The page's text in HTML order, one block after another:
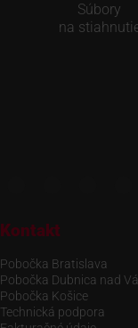
Súbory
na
Kontakt
Pobočka Bratislava
Pobočka Dubnica nad
Pobočka Košice
Technická podpora